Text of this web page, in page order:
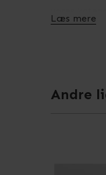
Læs mere
Andre